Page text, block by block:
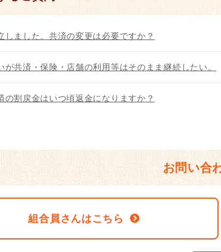
しました。共済の変更は必要ですか？
が共済・保険・店舗の利用等はそのまま継続したい。
の割戻金はいつ頃返金になりますか？
お問い合
組合員さんはこちら